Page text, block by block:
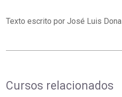
Texto escrito por José Luis
Cursos relacionados